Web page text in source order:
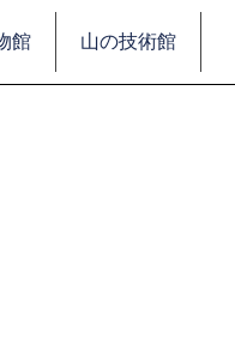
館 山の技術館